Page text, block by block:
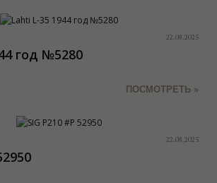
22.08.2025
год №5280
ПОСМОТРЕТЬ »
22.08.2025